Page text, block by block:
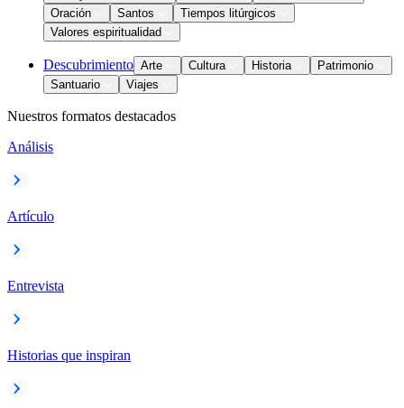
Oración
Santos
Tiempos litúrgicos
Valores espiritualidad
Descubrimiento Arte Cultura Historia
Patrimonio
Santuario
Viajes
Nuestros formatos destacados
Análisis
Artículo
Entrevista
Historias que inspiran